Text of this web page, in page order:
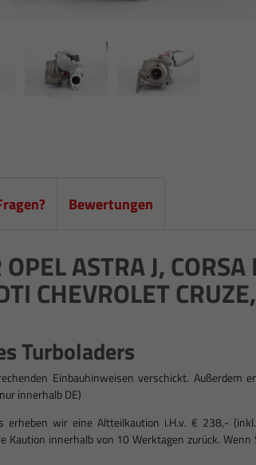
Bewertungen
ASTRA J,
CHEVROLET
Turboladers
Einbauhinweisen verschickt. Außerdem
innerhalb DE)
erheben wir eine Altteilkaution i.H.v. € 238,-
Kaution innerhalb von 10 Werktagen zurück.